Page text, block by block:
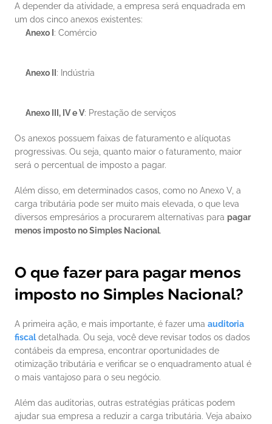
A depender da atividade, a empresa será enquadrada em
um dos cinco anexos existentes:
Anexo I : Comércio
Anexo II : Indústria
Anexo III, IV e V: Prestação de serviços
Os anexos possuem faixas de faturamento e alíquotas
progressivas. Ou seja, quanto maior o faturamento, maior
será o percentual de imposto a pagar.
Além disso, em determinados casos, como no Anexo V, a
carga tributária pode ser muito mais elevada, o que leva
diversos empresários a procurarem alternativas para pagar
menos imposto no Simples Nacional.
O que fazer para pagar menos
imposto no Simples Nacional?
A primeira ação, e mais importante, é fazer uma auditoria
fiscal detalhada. Ou seja, você deve revisar todos os dados
contábeis da empresa, encontrar oportunidades de
otimização tributária e verificar se o enquadramento atual é
o mais vantajoso para o seu negócio.
Além das auditorias, outras estratégias práticas podem
ajudar sua empresa a reduzir a carga tributária. Veja abaixo